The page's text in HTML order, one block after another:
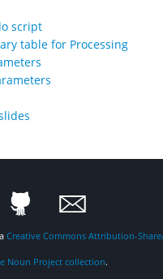
script
table for Processing
Creative Commons Attribution-
Noun Project collection.